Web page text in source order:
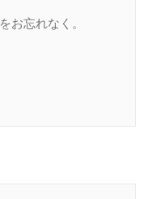
をお忘れなく。